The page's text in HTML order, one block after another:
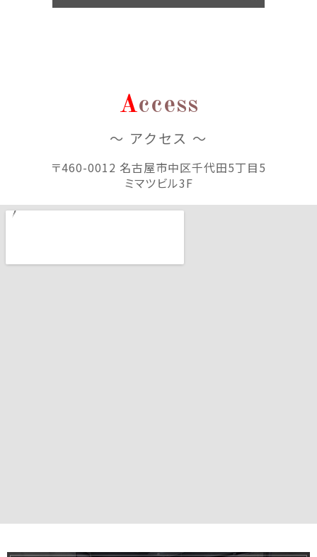
Access
～ アクセス ～
〒460-0012 名古屋市中区千代田5丁目5
ミマツビル3F